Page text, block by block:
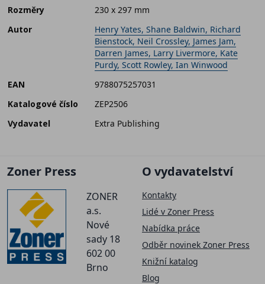
Rozměry
230 x 297 mm
Autor
Henry Yates, Shane Baldwin, Richard
Bienstock, Neil Crossley, James Jam,
Darren James, Larry Livermore, Kate
Purdy, Scott Rowley, Ian Winwood
EAN
9788075257031
Katalogové číslo
ZEP2506
Vydavatel
Extra Publishing
Zoner Press
ZONER
a.s.
Nové
sady 18
602 00
Brno
O vydavatelství
Kontakty
Lidé v Zoner Press
Nabídka práce
Odběr novinek Zoner Press
Knižní katalog
Blog